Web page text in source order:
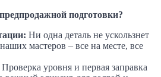
подготовки?
Ни одна деталь не ускользнет
наших мастеров – все на месте, все
Проверка уровня и первая заправка